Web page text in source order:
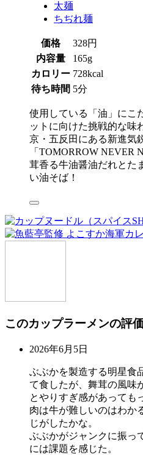
太麺
ちぢれ麺
価格
328円
内容量
165g
カロリー 728kcal
待ち時間 5分
使用している「油」にこ
ットに向けた挑戦的な味
京・五反田にある新進気
「TOMORROW NEVER
茸香る牛油醤油だれとた
い油そば！
このカップラーメンの評
2026年6月5日
ぶぶかを製造する明星食
て食したが、舞茸の風味
とやりすぎ感があっても
肉は牛が難しいのはわか
じがしたかな。
ぶぶかがジャンクに振っ
には課題を感じた。